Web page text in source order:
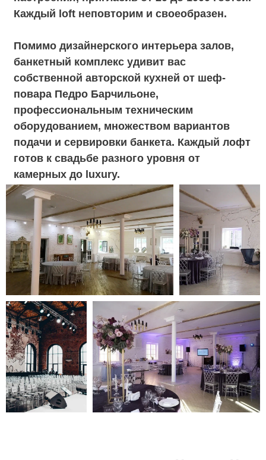
готов к свадьбе разного уровня от
камерных до luxury.
LOFT#2 БЕЛЬГИЙСКИЙ
ОСОБНЯК 19 ВЕКА
Находиться особняк на закрытой
территории с охраняемой парковкой на
берегу Москвы-реки. 4 пространства
площадью от 80 до 1000 кв. м. и общей
вместимостью до 1200 персон.
Rockefeller's hall высокий потолок,